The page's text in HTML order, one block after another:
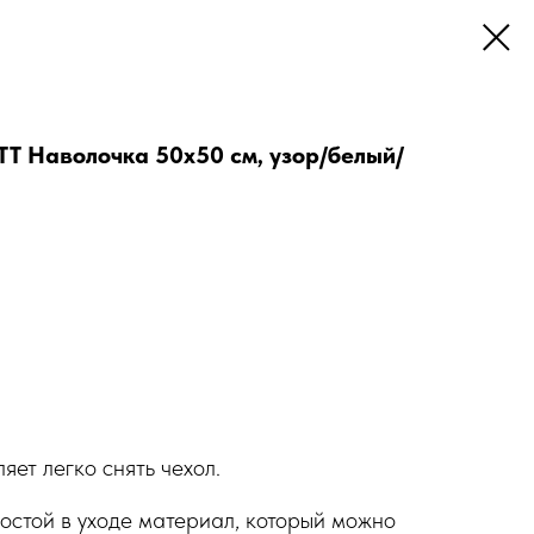
Наволочка 50х50 см, узор/белый/
легко снять чехол.
в уходе материал, который можно